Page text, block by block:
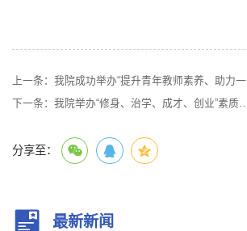
上一条： 我院成功举办“提升青年教师素养、助力一流专业建设”系列活动（第六期）暨2024-2025学年春季学期新授课教师试讲交流会
下一条： 我院举办“修身、治学、成才、创业”素质工程系列校外专家讲座
分享至：
最新新闻